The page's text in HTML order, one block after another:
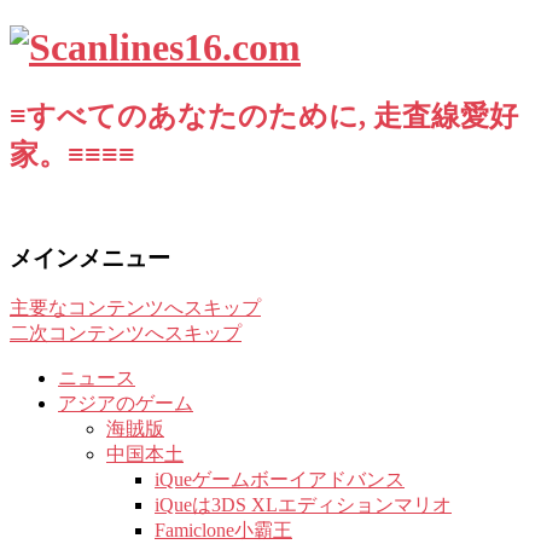
≡すべてのあなたのために, 走査線愛好
家。≡≡≡≡
メインメニュー
主要なコンテンツへスキップ
二次コンテンツへスキップ
ニュース
アジアのゲーム
海賊版
中国本土
iQueゲームボーイアドバンス
iQueは3DS XLエディションマリオ
Famiclone小霸王